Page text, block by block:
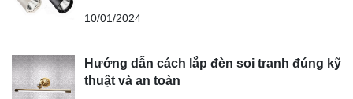
10/01/2024
Hướng dẫn cách lắp đèn soi tranh đúng kỹ
thuật và an toàn